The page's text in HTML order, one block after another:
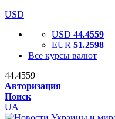
USD
USD 44.4559
EUR 51.2598
Все курсы валют
44.4559
Авторизация
Поиск
UA